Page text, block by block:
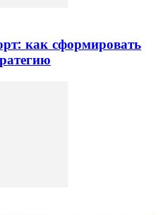
как сформировать